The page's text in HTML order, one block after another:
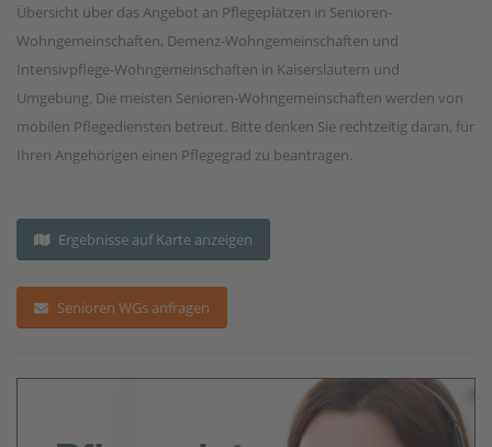
Übersicht über das Angebot an Pflegeplätzen in Senioren-
Wohngemeinschaften, Demenz-Wohngemeinschaften und
Intensivpflege-Wohngemeinschaften in Kaiserslautern und
Umgebung. Die meisten Senioren-Wohngemeinschaften werden von
mobilen Pflegediensten betreut. Bitte denken Sie rechtzeitig daran, für
Ihren Angehörigen einen Pflegegrad zu beantragen.
Ergebnisse auf Karte anzeigen
Senioren WGs anfragen